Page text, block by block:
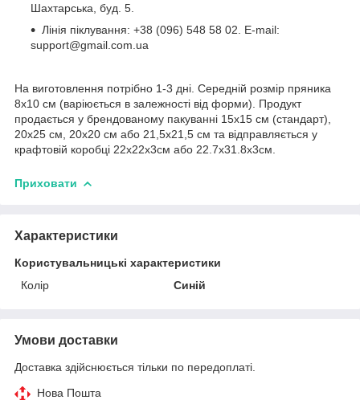
Шахтарська, буд. 5.
Лінія піклування: +38 (096) 548 58 02. E-mail:
support@gmail.com.ua
На виготовлення потрібно 1-3 дні. Cередній розмір пряника
8х10 см (варіюється в залежності від форми). Продукт
продається у брендованому пакуванні 15х15 см (стандарт),
20х25 см, 20х20 см або 21,5х21,5 см та відправляється у
крафтовій коробці 22х22х3см або 22.7х31.8х3см.
Приховати
Характеристики
Користувальницькі характеристики
Колір
Синій
Умови доставки
Доставка здійснюється тільки по передоплаті.
Нова Пошта